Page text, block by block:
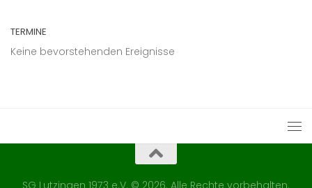
TERMINE
Keine bevorstehenden Ereignisse
SG Lutzingen 1973 e.V. © 2026. Alle Rechte vorbehalten.